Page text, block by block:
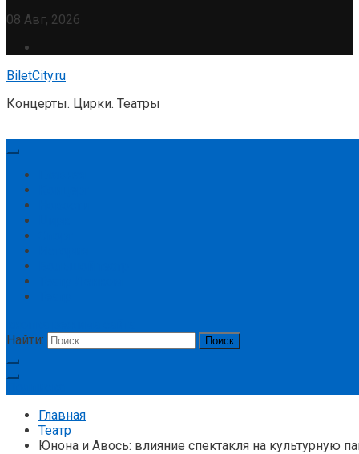
08 Авг, 2026
BiletCity.ru
Концерты. Цирки. Театры
Найти:
Главная
Театр
Юнона и Авось: влияние спектакля на культурную